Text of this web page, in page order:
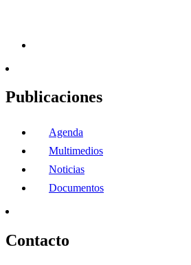
Publicaciones
Agenda
Multimedios
Noticias
Documentos
Contacto